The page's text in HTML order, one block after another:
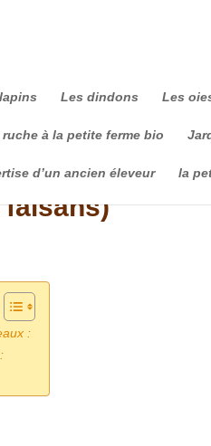
Les dindons Les
ruche à la petite ferme bio
d’un ancien éleveur la
faisans)
: